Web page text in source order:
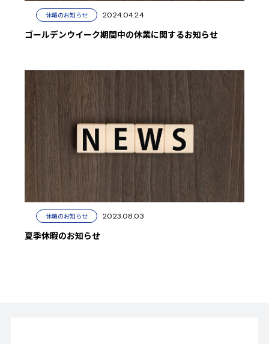
2024.04.24
休暇のお知らせ
ゴールデンウイーク期間中の休業に関するお知らせ
2023.08.03
休暇のお知らせ
夏季休暇のお知らせ